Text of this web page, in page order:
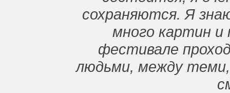
сохраняются. Я
много картин и
фестивале
людьми, между